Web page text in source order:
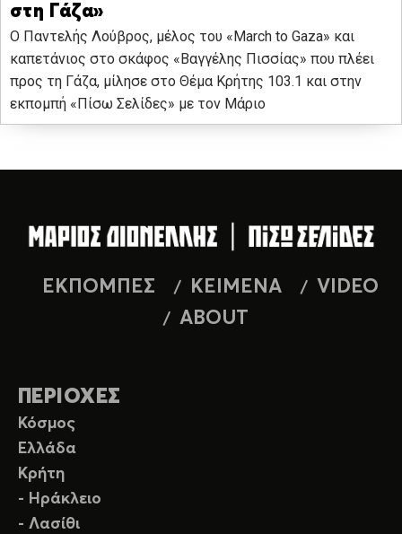
στη Γάζα»
Ο Παντελής Λούβρος, μέλος του «March to Gaza» και
καπετάνιος στο σκάφος «Βαγγέλης Πισσίας» που πλέει
προς τη Γάζα, μίλησε στο Θέμα Κρήτης 103.1 και στην
εκπομπή «Πίσω Σελίδες» με τον Μάριο
ΕΚΠΟΜΠΕΣ ΚΕΙΜΕΝΑ
VIDEO
ABOUT
ΠΕΡΙΟΧΕΣ
Κόσμος
Ελλάδα
Κρήτη
- Ηράκλειο
- Λασίθι